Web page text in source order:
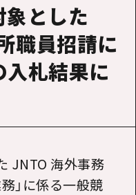
象とした
職員招請に
入札結果に
JNTO 海外事務
」に係る一般競